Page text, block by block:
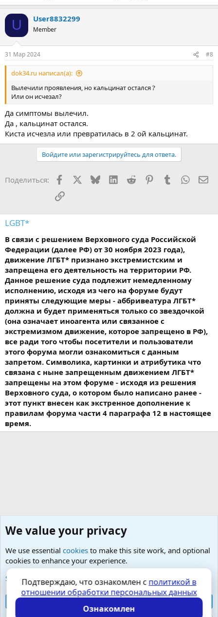
U User8832299
Member
31 Мар 2024 #8
dok34.ru написал(а):
Вылечили проявления, но кальцинат остался ?
Или он исчезал?
Да симптомы вылечил.
Да , кальцинат остался.
Киста исчезла или превратилась в 2 ой кальцинат.
Войдите или зарегистрируйтесь для ответа.
Поделиться: Facebook BlueskyLinkedIn
Reddit PinterestTumblr
Ссылка
LGBT*
В связи с решением Верховного суда Российской
Федерации (далее РФ) от 30 ноября 2023 года),
движение ЛГБТ* признано экстремистским и
запрещена его деятельность на территории РФ.
Данное решение суда подлежит немедленному
исполнению, исходя из чего на форуме будут
приняты следующие меры - аббривеатура ЛГБТ*
должна и будет применяться только со звездочкой
(она означает иноагента или связанное с
экстремизмом движение, которое запрещено в РФ),
все ради того чтобы посетители и пользователи
этого форума могли ознакомиться с данным
запретом. Символика, картинки и атрибутика что
связана с ныне запрещенным движением ЛГБТ*
запрещены на этом форуме - исходя из решения
Верховного суда, о котором было написано ранее -
этот пункт внесен как экстренное дополнение к
правилам форума части 4 параграфа 12 в настоящее
время.
Любые вопросы от Гостей - анонимно
Cookies
Russian (RU)
Условия и правила
Политика конфиденциальности
Помощь
We value your privacy
We use essential cookies to make this site work, and optional
cookies to enhance your experience.
See further information and configure your preferences
Подтверждаю, что ознакомлен с политикой в
отношении обработки персональных данных
Ознакомлен